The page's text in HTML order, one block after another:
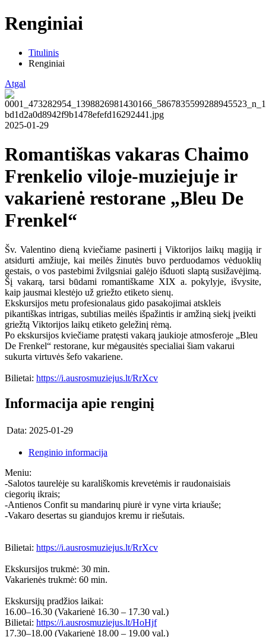
Renginiai
Titulinis
Renginiai
Atgal
2025-01-29
Romantiškas vakaras Chaimo
Frenkelio viloje-muziejuje ir
vakarienė restorane „Bleu De
Frenkel“
Šv. Valentino dieną kviečiame pasinerti į Viktorijos laikų magiją ir
atsidurti amžiuje, kai meilės žinutės buvo perduodamos vėduoklių
gestais, o vos pastebimi žvilgsniai galėjo išduoti slaptą susižavėjimą.
Šį vakarą, tarsi būdami romantiškame XIX a. pokylyje, išvysite,
kaip jausmai klestėjo už griežto etiketo sienų.
Ekskursijos metu profesionalaus gido pasakojimai atskleis
pikantiškas intrigas, subtilias meilės išpažintis ir amžiną siekį įveikti
griežtą Viktorijos laikų etiketo geležinį rėmą.
Po ekskursijos kviečiame pratęsti vakarą jaukioje atmosferoje „Bleu
De Frenkel“ restorane, kur mėgausitės specialiai šiam vakarui
sukurta virtuvės šefo vakariene.
Bilietai: https://i.ausrosmuziejus.lt/RrXcv
Informacija apie renginį
Data: 2025-01-29
Renginio informacija
Meniu:
-Salotos taurelėje su karališkomis krevetėmis ir raudonaisiais
ciegorių ikrais;
-Antienos Confit su mandarinų piurė ir vyne virta kriauše;
-Vakaro desertas su giandujos kremu ir riešutais.
Bilietai: https://i.ausrosmuziejus.lt/RrXcv
Ekskursijos trukmė: 30 min.
Vakarienės trukmė: 60 min.
Ekskursijų pradžios laikai:
16.00–16.30 (Vakarienė 16.30 – 17.30 val.)
Bilietai: https://i.ausrosmuziejus.lt/HoHjf
17.30–18.00 (Vakarienė 18.00 – 19.00 val.)